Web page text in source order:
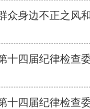
众身边不正之风
十四届纪律检查
十四届纪律检查